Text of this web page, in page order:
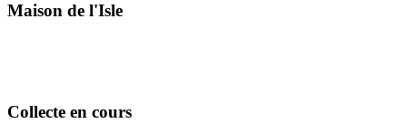
Maison de l'Isle
Collecte en cours